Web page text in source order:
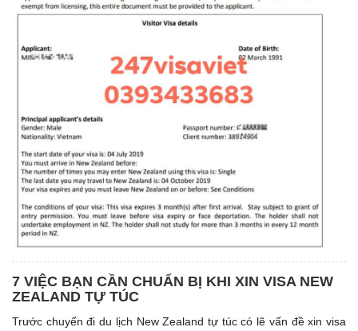
7 VIỆC BẠN CẦN CHUẨN BỊ KHI XIN VISA NEW
ZEALAND TỰ TÚC
Trước chuyến đi du lịch New Zealand tự túc có lẽ vấn đề xin visa